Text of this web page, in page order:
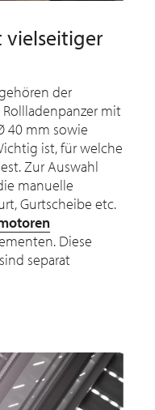
vielseitiger
der
mit
40 mm sowie
ist, für welche
Zur Auswahl
manuelle
Gurtscheibe etc.
Diese
separat